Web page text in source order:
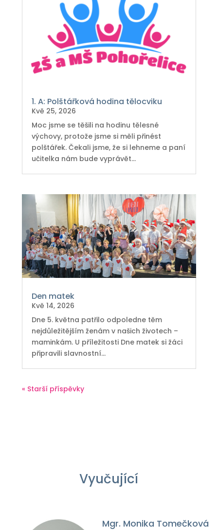
1. A: Polštářková hodina tělocviku
Kvě 25, 2026
Moc jsme se těšili na hodinu tělesné
výchovy, protože jsme si měli přinést
polštářek. Čekali jsme, že si lehneme a paní
učitelka nám bude vyprávět...
Den matek
Kvě 14, 2026
Dne 5. května patřilo odpoledne těm
nejdůležitějším ženám v našich životech –
maminkám. U příležitosti Dne matek si žáci
připravili slavnostní...
« Starší příspěvky
Vyučující
Mgr. Monika Tomečková